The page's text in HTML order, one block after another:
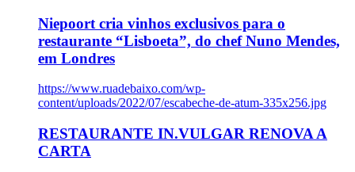
Niepoort cria vinhos exclusivos para o
restaurante “Lisboeta”, do chef Nuno Mendes,
em Londres
https://www.ruadebaixo.com/wp-
content/uploads/2022/07/escabeche-de-atum-335x256.jpg
RESTAURANTE IN.VULGAR RENOVA A
CARTA